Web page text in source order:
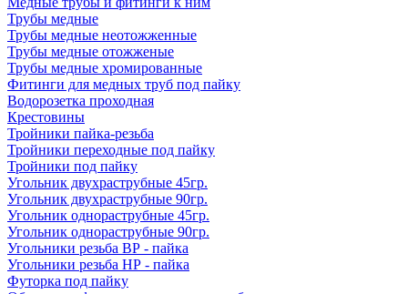
Трубы медные
Трубы медные неотожженные
Трубы медные отожженые
Трубы медные хромированные
Фитинги для медных труб под пайку
Водорозетка проходная
Крестовины
Тройники пайка-резьба
Тройники переходные под пайку
Тройники под пайку
Угольник двухраструбные 45гр.
Угольник двухраструбные 90гр.
Угольник однораструбные 45гр.
Угольник однораструбные 90гр.
Угольники резьба ВР - пайка
Угольники резьба НР - пайка
Футорка под пайку